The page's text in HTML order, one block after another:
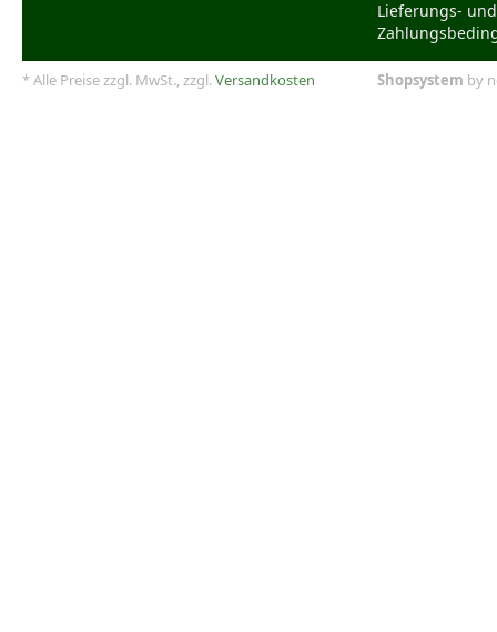
Lieferungs- und
* Alle Preise zzgl. MwSt., zzgl.Versandkosten Shopsystem by